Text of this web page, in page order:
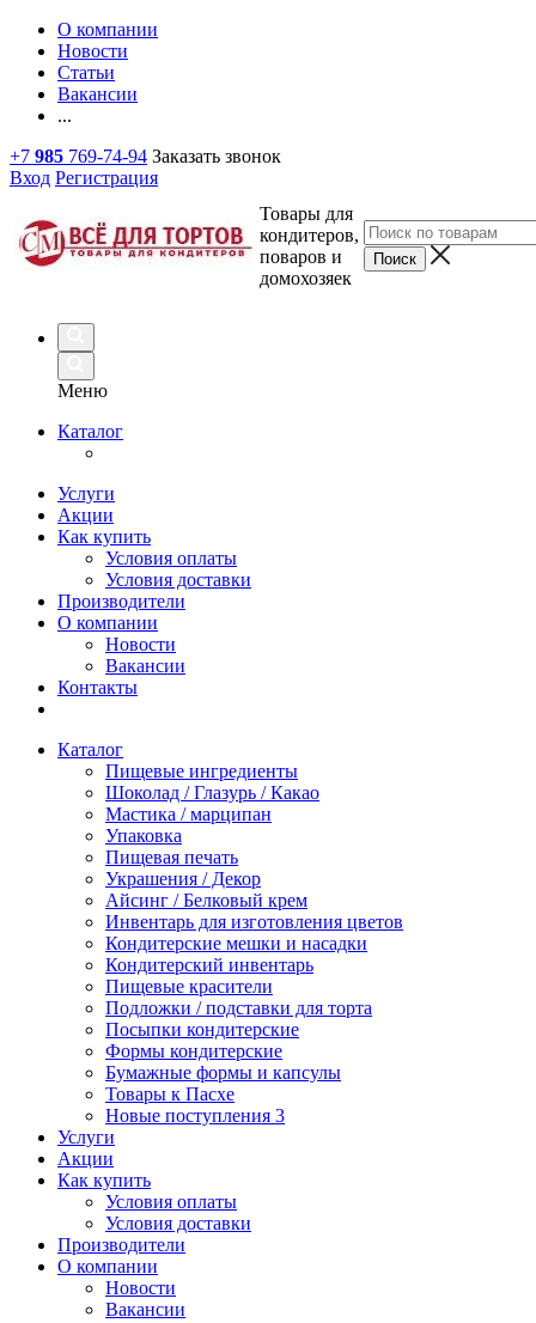
О компании
Новости
Статьи
Вакансии
...
+7 985 769-74-94 Заказать звонок
Вход Регистрация
Товары для
кондитеров,
поваров и
домохозяек
Меню
Каталог
Услуги
Акции
Как купить
Условия оплаты
Условия доставки
Производители
О компании
Новости
Вакансии
Контакты
Каталог
Пищевые ингредиенты
Шоколад / Глазурь / Какао
Мастика / марципан
Упаковка
Пищевая печать
Украшения / Декор
Айсинг / Белковый крем
Инвентарь для изготовления цветов
Кондитерские мешки и насадки
Кондитерский инвентарь
Пищевые красители
Подложки / подставки для торта
Посыпки кондитерские
Формы кондитерские
Бумажные формы и капсулы
Товары к Пасхе
Новые поступления 3
Услуги
Акции
Как купить
Условия оплаты
Условия доставки
Производители
О компании
Новости
Вакансии